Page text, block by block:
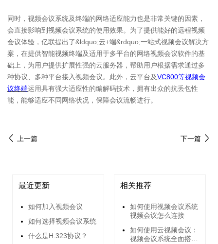
同时，视频会议系统及终端的网络适应能力也是非常关键的因素，
会直接影响到视频会议系统的使用效果。为了提供能好的远程视频
会议体验，亿联提出了&ldquo;云+端&rdquo;一站式视频会议解决方
案，在提供智能视频终端及适用于多平台的网络视频会议软件的基
础上，为用户提供扩展性强的云服务器，帮助用户根据需求通过多
种协议、多种平台接入视频会议。此外，云平台及VC800等视频会
议终端运用具有强大适应性的编解码技术，拥有出众的抗丢包性
能，能够适应不同网络状况，保障会议流畅进行。
上一篇 下一篇
最近更新
如何加入视频会议
如何选择视频会议系统
什么是H.323协议？
相关推荐
如何使用视频会议系统
视频会议怎么连接
如何使用云视频会议：
视频会议系统全面搭建